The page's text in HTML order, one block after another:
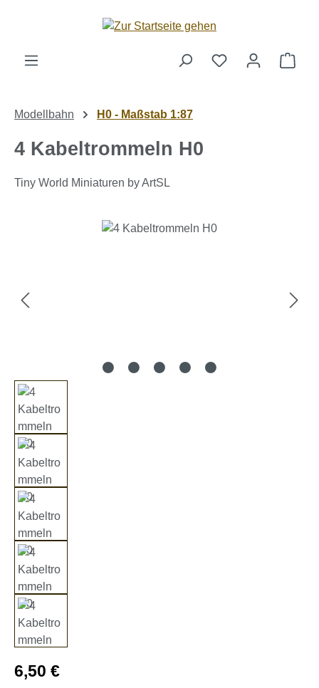
Zum Hauptinhalt springen
Modellbahn H0 - Maßstab 1:87
4 Kabeltrommeln H0
Tiny World Miniaturen by ArtSL
Bildergalerie überspringen
Regulärer Preis:
6,50 €